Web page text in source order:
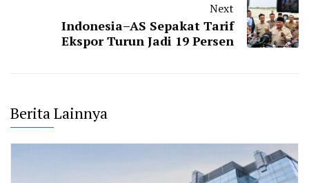
Next
Indonesia–AS Sepakat Tarif
Ekspor Turun Jadi 19 Persen
Berita Lainnya